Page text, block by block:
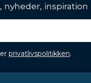
inspiration
privatlivspolitikken.